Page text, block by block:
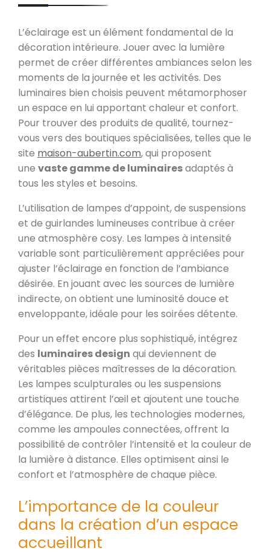
L’éclairage est un élément fondamental de la
décoration intérieure. Jouer avec la lumière
permet de créer différentes ambiances selon les
moments de la journée et les activités. Des
luminaires bien choisis peuvent métamorphoser
un espace en lui apportant chaleur et confort.
Pour trouver des produits de qualité, tournez-
vous vers des boutiques spécialisées, telles que le
site maison-aubertin.com, qui proposent
une vaste gamme de luminairesadaptés à
tous les styles et besoins.
L’utilisation de lampes d’appoint, de suspensions
et de guirlandes lumineuses contribue à créer
une atmosphère cosy. Les lampes à intensité
variable sont particulièrement appréciées pour
ajuster l’éclairage en fonction de l’ambiance
désirée. En jouant avec les sources de lumière
indirecte, on obtient une luminosité douce et
enveloppante, idéale pour les soirées détente.
Pour un effet encore plus sophistiqué, intégrez
des luminaires design qui deviennent de
véritables pièces maîtresses de la décoration.
Les lampes sculpturales ou les suspensions
artistiques attirent l’œil et ajoutent une touche
d’élégance. De plus, les technologies modernes,
comme les ampoules connectées, offrent la
possibilité de contrôler l’intensité et la couleur de
la lumière à distance. Elles optimisent ainsi le
confort et l’atmosphère de chaque pièce.
L’importance de la couleur
dans la création d’un espace
accueillant